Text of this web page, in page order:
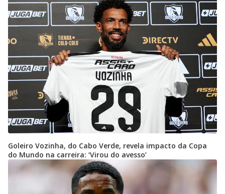
Goleiro Vozinha, do Cabo Verde, revela impacto da Copa
do Mundo na carreira: ‘Virou do avesso’